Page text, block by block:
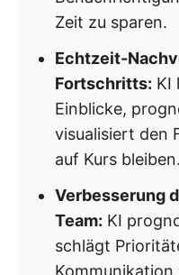
Zeit zu sparen.
Echtzeit-
Fortschritts: KI
Einblicke,
visualisiert den
auf Kurs bleiben.
Verbesserung
Team: KI
schlägt